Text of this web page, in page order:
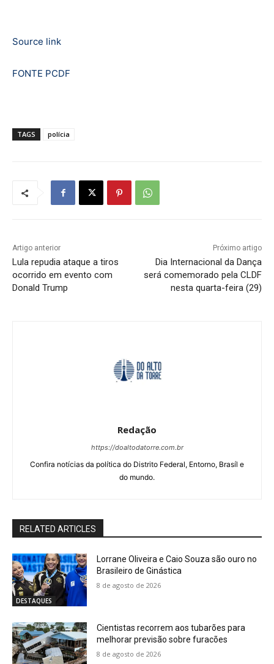
Source link
FONTE PCDF
TAGS polícia
Artigo anterior
Lula repudia ataque a tiros
ocorrido em evento com
Donald Trump
Próximo artigo
Dia Internacional da Dança
será comemorado pela CLDF
nesta quarta-feira (29)
Redação
https://doaltodatorre.com.br
Confira notícias da política do Distrito Federal, Entorno, Brasíl e
do mundo.
RELATED ARTICLES
DESTAQUES
Lorrane Oliveira e Caio Souza são ouro no
Brasileiro de Ginástica
8 de agosto de 2026
Cientistas recorrem aos tubarões para
melhorar previsão sobre furacões
8 de agosto de 2026